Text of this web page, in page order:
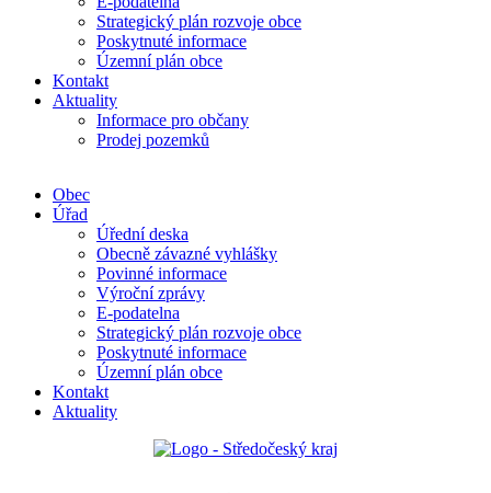
Strategický plán rozvoje obce
Poskytnuté informace
Územní plán obce
Kontakt
Aktuality
Informace pro občany
Prodej pozemků
Obec
Úřad
Úřední deska
Obecně závazné vyhlášky
Povinné informace
Výroční zprávy
E-podatelna
Strategický plán rozvoje obce
Poskytnuté informace
Územní plán obce
Kontakt
Aktuality